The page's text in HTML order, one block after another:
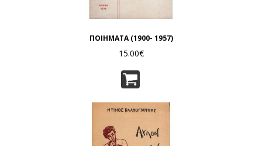
ΠΟΙΗΜΑΤΑ (1900- 1957)
15.00€